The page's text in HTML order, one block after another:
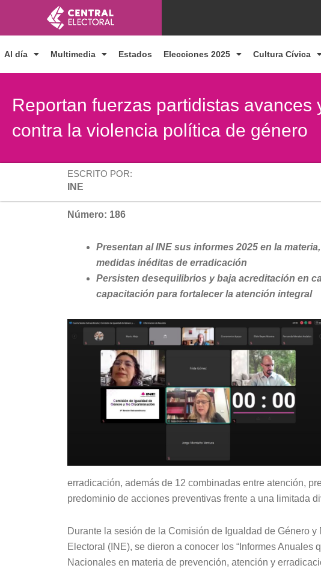
contenido
Al día Multimedia Estados Elecciones 2025 Cultura Cívica
Reportan fuerzas partidistas
contra la violencia política de género
ESCRITO POR:
INE
Número: 186
Presentan al INE sus informes 2025 en la
medidas inéditas de erradicación
Persisten desequilibrios y baja acreditación en
capacitación para fortalecer la atención integral
erradicación, además de 12 combinadas entre atención,
predominio de acciones preventivas frente a una limitada
Durante la sesión de la Comisión de Igualdad de Género
Electoral (INE), se dieron a conocer los “Informes Anuales
Nacionales en materia de prevención, atención y